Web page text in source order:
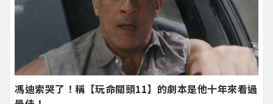
馮迪索哭了！稱【玩命關頭11】的劇本是他十年來看過